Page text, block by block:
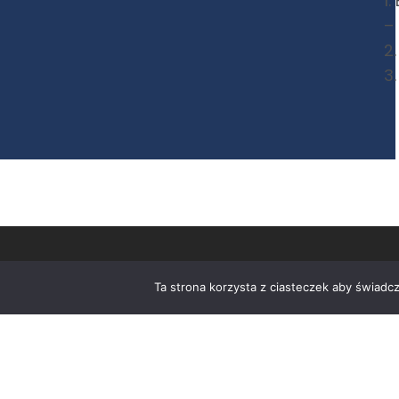
–
Ta strona korzysta z ciasteczek aby